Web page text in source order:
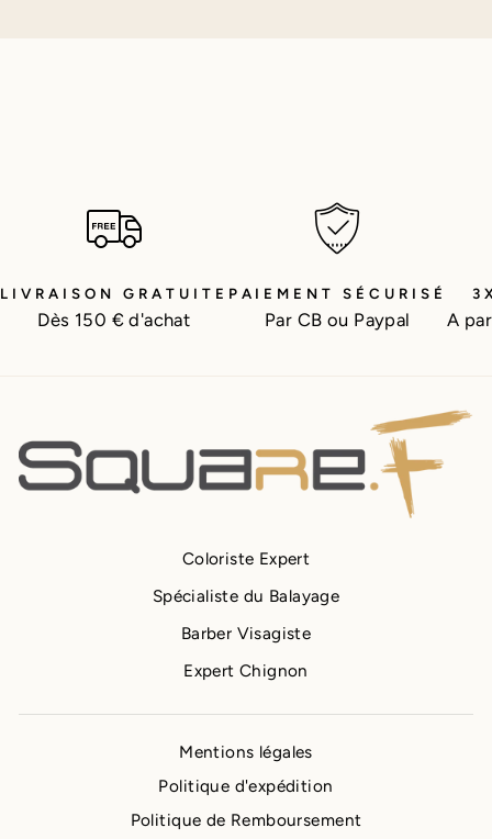
LIVRAISON GRATUITE
Dès 150 € d'achat
PAIEMENT SÉCURISÉ
Par CB ou Paypal A
Coloriste Expert
Spécialiste du Balayage
Barber Visagiste
Expert Chignon
Mentions légales
Politique d'expédition
Politique de Remboursement